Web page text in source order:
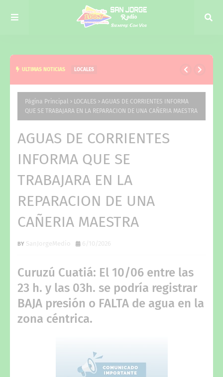
ULTIMAS NOTICIAS LOCALES
CON VOS”
Página Principal LOCALES
AGUAS DE CORRIENTES INFORMA
QUE SE TRABAJARA EN LA REPARACION DE UNA CAÑERIA MAESTRA
AGUAS DE CORRIENTES
INFORMA QUE SE
TRABAJARA EN LA
REPARACION DE UNA
CAÑERIA MAESTRA
SanJorgeMedio 6/10/2026
Curuzú Cuatiá: El 10/06 entre las
23 h. y las 03h. se podría registrar
BAJA presión o FALTA de agua en la
zona céntrica.